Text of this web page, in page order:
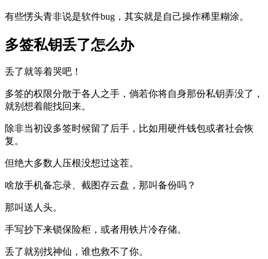
有些愣头青非说是软件bug，其实就是自己操作稀里糊涂。
多签私钥丢了怎么办
丢了就等着哭吧！
多签的权限分散于各人之手，倘若你将自身那份私钥弄没了，
就别想着能找回来。
除非当初设多签时候留了后手，比如用硬件钱包或者社会恢
复。
但绝大多数人压根没想过这茬。
啥放手机备忘录、截图存云盘，那叫备份吗？
那叫送人头。
手写抄下来锁保险柜，或者用铁片冷存储。
丢了就别找神仙，谁也救不了你。